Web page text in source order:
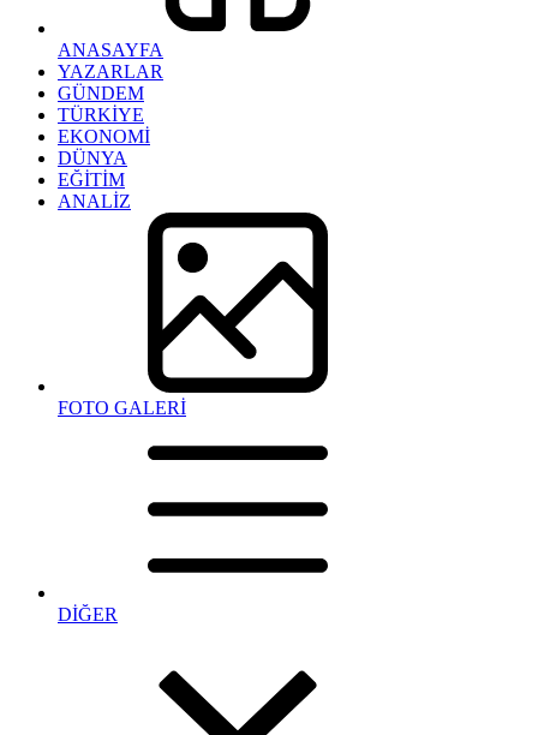
ANASAYFA
YAZARLAR
GÜNDEM
TÜRKİYE
EKONOMİ
DÜNYA
EĞİTİM
ANALİZ
FOTO GALERİ
DİĞER